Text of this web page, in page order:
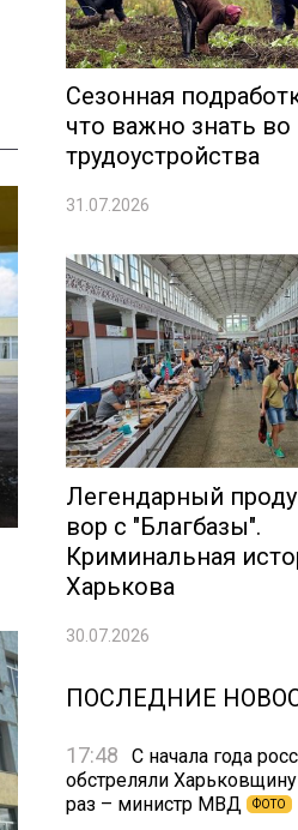
Сезонная
что важно знать
трудоустройства
31.07.2026
Легендарный
вор с "Благбазы".
Криминальная
Харькова
30.07.2026
ПОСЛЕДНИЕ
17:48
С начала года
обстреляли
раз – министр МВД
ФОТО